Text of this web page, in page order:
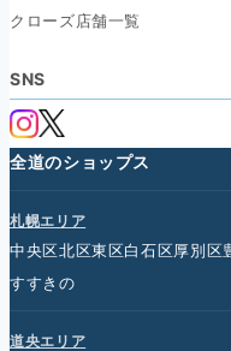
クローズ店舗一覧
SNS
全道のショップス
札幌エリア
中央区北区東区白石区厚別区
すすきの
道央エリア